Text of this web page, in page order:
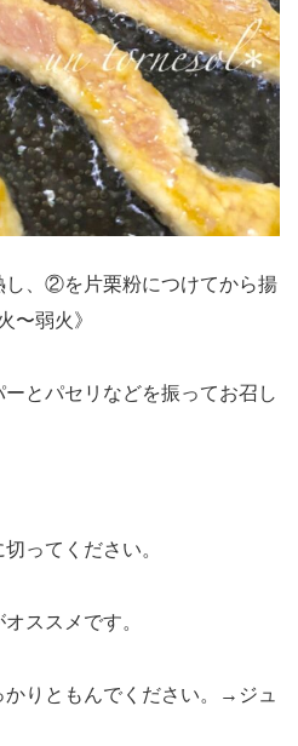
し、②を片栗粉につけてから揚
〜弱火》
とパセリなどを振ってお召し
ってください。
ススメです。
りともんでください。→ジュ